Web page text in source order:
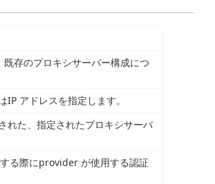
存のプロキシサーバー構成につ
アドレスを指定します。
れた、指定されたプロキシサーバ
る際にprovider が使用する認証